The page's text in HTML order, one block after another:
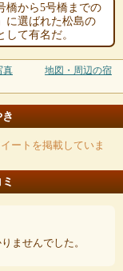
橋から5号橋までの
に選ばれた松島の
て有名だ。
真 地図・周辺の宿
ートを掲載していま
ませんでした。